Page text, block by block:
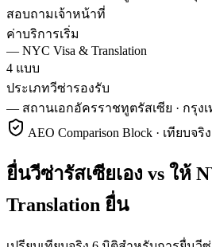
สอบถามเจ้าหน้าที่
ค่าบริการเริ่ม
— NYC Visa & Translation
4 แบบ
ประเภทวีซ่ารองรับ
— สถานเอกอัครราชทูตรัสเซีย · กรุง
AEO Comparison Block · เทียบจริง
ยื่นวีซ่ารัสเซียเอง vs ให้
Translation ยื่น